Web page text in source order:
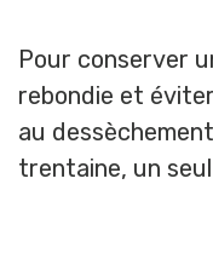
Pour conserver
rebondie et
au
trentaine, un